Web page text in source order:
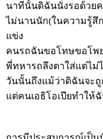
นาทีนั้นดิฉันนั่งรอด้วยค
ไม่นานนัก(ในความรู้สึ
แข่ง
คนรถฉันขอโทษขอโพ
พี่ทหารถลึงตาใส่แต่ไม่
วันนั้นถึงแม้ว่าดิฉันจะถู
แต่คนเอธิโอเปียทำให้